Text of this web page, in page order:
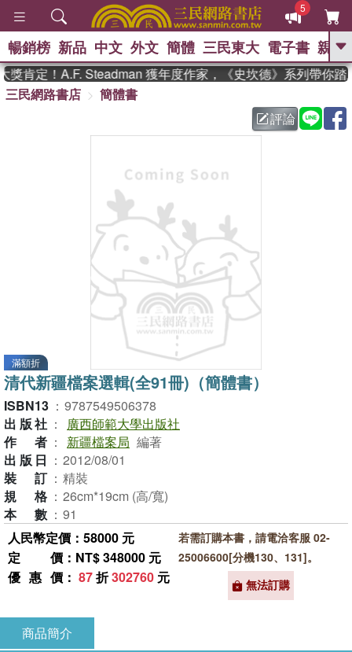
5
GO
父親節 、 花開錦
方念華 、 台灣的
群喵 、 臺灣漫遊錄
暢銷榜 新品 中文 外文 簡體 三民東大 電子書 親子
肯定！A.F. Steadman 獲年度作家，《史坎德》系列帶你踏
三民網路書店
簡體書
評論
滿額折
清代新疆檔案選輯(全91冊)（簡體書）
ISBN13 ： 9787549506378
出版社 ：
廣西師範大學出版社
作者 ： 新疆檔案局 編著
出版日 ： 2012/08/01
裝訂 ： 精裝
規格 ： 26cm*19cm (高/寬)
本數 ： 91
人民幣定價：58000 元
定價 ：NT$ 348000 元
優惠價 ： 87折302760 元
若需訂購本書，請電洽客服 02-
25006600[分機130、131]。
無法訂購
商品簡介